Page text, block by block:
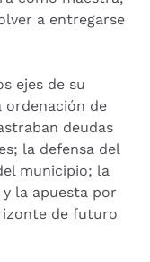
a entregarse
ejes de su
ordenación de
deudas
la defensa del
municipio; la
la apuesta por
de futuro